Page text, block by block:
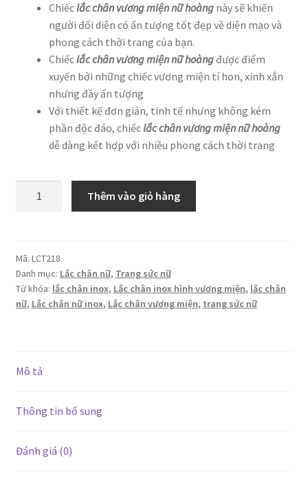
Chiếclắc chân vương miện nữ hoàngnày sẽ khiến
người đối diện có ấn tượng tốt đẹp về diện mạo và
phong cách thời trang của bạn.
Chiếclắc chân vương miện nữ hoàngđược điểm
xuyến bởi những chiếc vương miện tí hon, xinh xắn
nhưng đầy ấn tượng
Với thiết kế đơn giản, tinh tế nhưng không kém
phần độc đáo, chiếclắc chân vương miện nữ hoàng
dễ dàng kết hợp với nhiều phong cách thời trang
nữ
hoàng
mang
lại
trọng
lượng
Thêm vào giỏ hàng
Mã: LCT218
Danh mục: Lắc chân nữ, Trang sức nữ
Từ khóa: lắc chân inox, Lắc chân inox hình vương miện, lắc chân
nữ, Lắc chân nữ inox, Lắc chân vương miện, trang sức nữ
Mô tả
Thông tin bổ sung
Đánh giá (0)